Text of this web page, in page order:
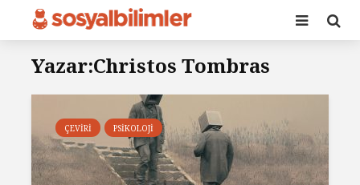
Yazar:Christos Tombras
ÇEVIRI PSIKOLOJI